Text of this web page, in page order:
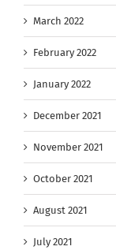
March 2022
February 2022
January 2022
December 2021
November 2021
October 2021
August 2021
July 2021